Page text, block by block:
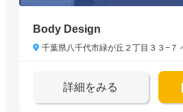
Body Design
千葉県八千代市緑が丘２丁目３３−７
詳細をみる